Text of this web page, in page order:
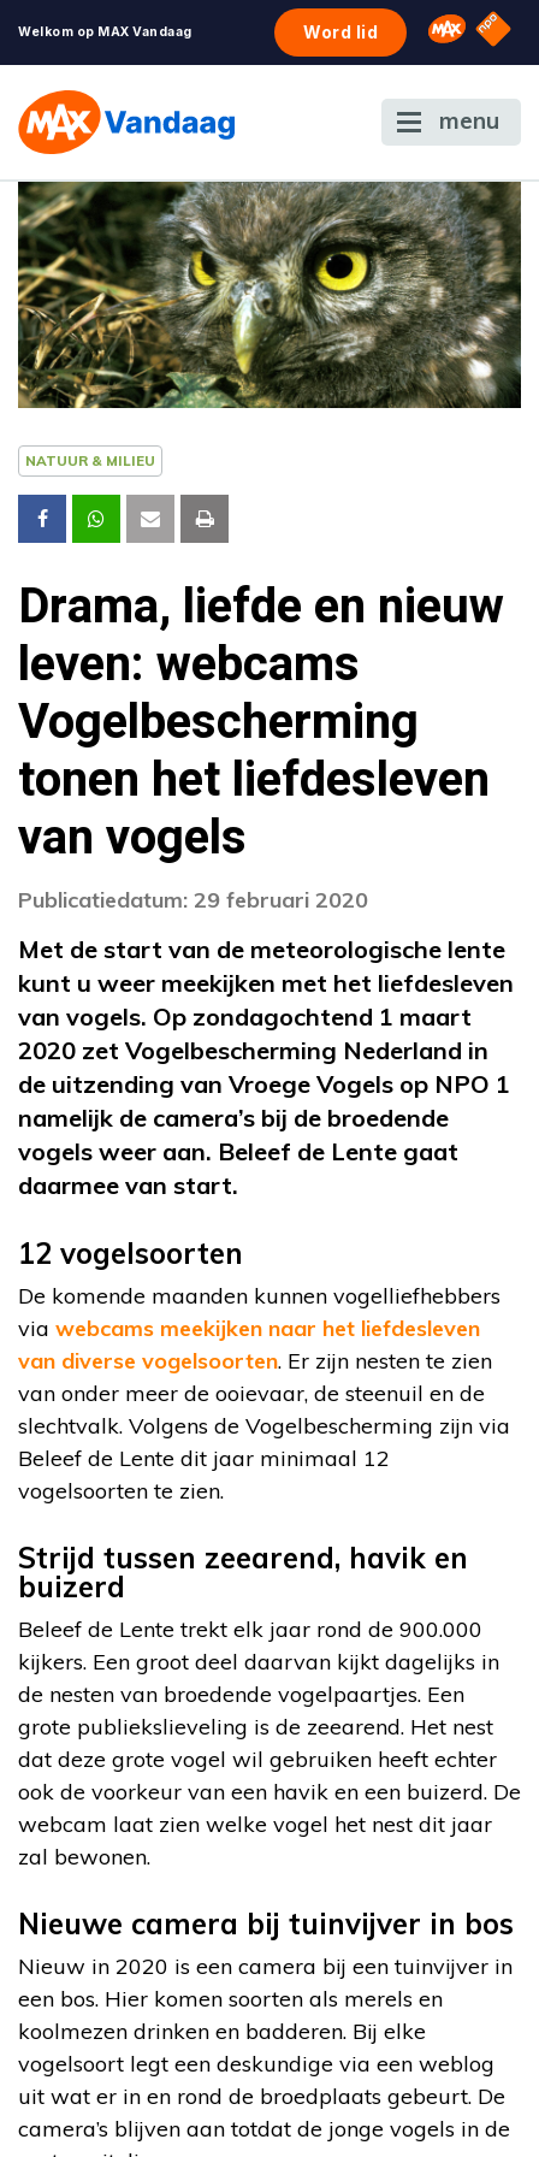
Welkom op MAX Vandaag Word lid Omroep
NPO
menu
NATUUR & MILIEU
Drama, liefde en nieuw
leven: webcams
Vogelbescherming
tonen het liefdesleven
van vogels
Publicatiedatum: 29 februari 2020
Met de start van de meteorologische lente
kunt u weer meekijken met het liefdesleven
van vogels. Op zondagochtend 1 maart
2020 zet Vogelbescherming Nederland in
de uitzending van Vroege Vogels op NPO 1
namelijk de camera’s bij de broedende
vogels weer aan. Beleef de Lente gaat
daarmee van start.
12 vogelsoorten
De komende maanden kunnen vogelliefhebbers
via webcams meekijken naar het liefdesleven
van diverse vogelsoorten. Er zijn nesten te zien
van onder meer de ooievaar, de steenuil en de
slechtvalk. Volgens de Vogelbescherming zijn via
Beleef de Lente dit jaar minimaal 12
vogelsoorten te zien.
Strijd tussen zeearend, havik en
buizerd
Beleef de Lente trekt elk jaar rond de 900.000
kijkers. Een groot deel daarvan kijkt dagelijks in
de nesten van broedende vogelpaartjes. Een
grote publiekslieveling is de zeearend. Het nest
dat deze grote vogel wil gebruiken heeft echter
ook de voorkeur van een havik en een buizerd. De
webcam laat zien welke vogel het nest dit jaar
zal bewonen.
Nieuwe camera bij tuinvijver in bos
Nieuw in 2020 is een camera bij een tuinvijver in
een bos. Hier komen soorten als merels en
koolmezen drinken en badderen. Bij elke
vogelsoort legt een deskundige via een weblog
uit wat er in en rond de broedplaats gebeurt. De
camera’s blijven aan totdat de jonge vogels in de